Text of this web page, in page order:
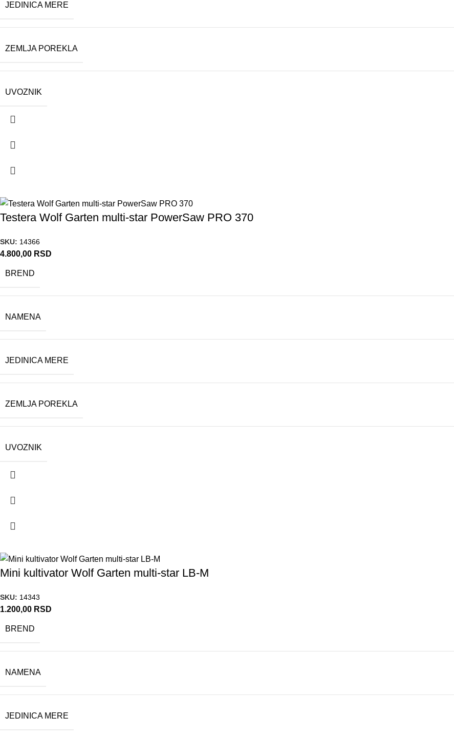
JEDINICA MERE
ZEMLJA POREKLA
UVOZNIK
Testera Wolf Garten multi-star PowerSaw PRO 370
SKU: 14366
4.800,00 RSD
BREND
NAMENA
JEDINICA MERE
ZEMLJA POREKLA
UVOZNIK
Mini kultivator Wolf Garten multi-star LB-M
SKU: 14343
1.200,00 RSD
BREND
NAMENA
JEDINICA MERE